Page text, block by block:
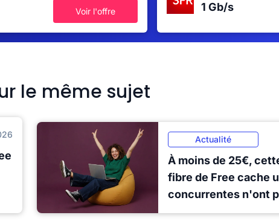
Voir l'offre 1 Gb/s
le même sujet
Actualité
À moins de 25€,
fibre de Free cache
concurrentes n'ont